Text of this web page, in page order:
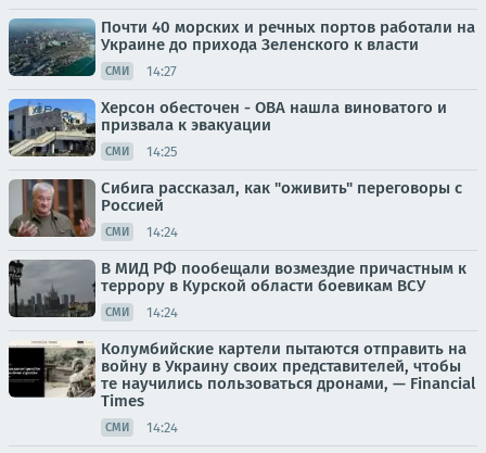
Почти 40 морских и речных портов работали на
Украине до прихода Зеленского к власти
СМИ 14:27
Херсон обесточен - ОВА нашла виноватого и
призвала к эвакуации
СМИ 14:25
Сибига рассказал, как "оживить" переговоры с
Россией
СМИ 14:24
В МИД РФ пообещали возмездие причастным к
террору в Курской области боевикам ВСУ
СМИ 14:24
Колумбийские картели пытаются отправить на
войну в Украину своих представителей, чтобы
те научились пользоваться дронами, — Financial
Times
СМИ 14:24